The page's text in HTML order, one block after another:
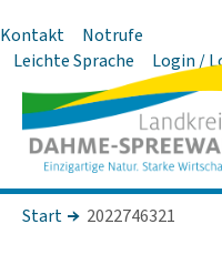
Kontakt
Notrufe
Leichte Sprache
Login /
Start 2022746321